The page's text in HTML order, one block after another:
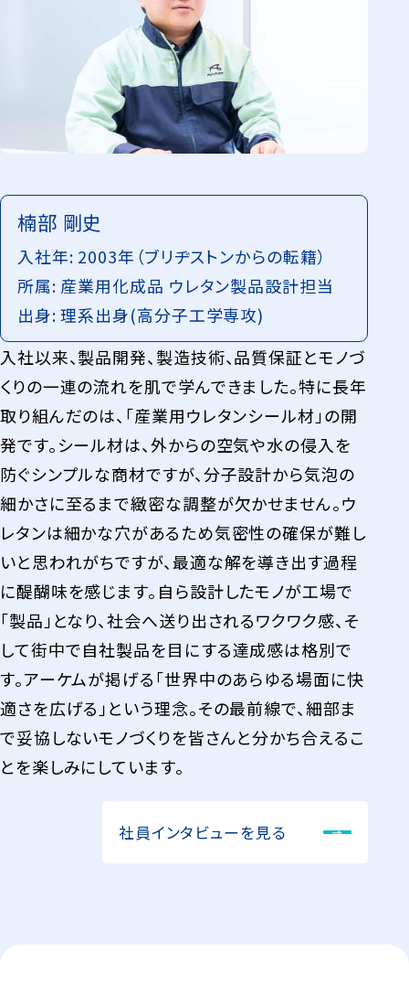
入社以来、製品開発、製造技術、品質保証とモノづ
くりの一連の流れを肌で学んできました。特に長年
取り組んだのは、「産業用ウレタンシール材」の開
発です。シール材は、外からの空気や水の侵入を
防ぐシンプルな商材ですが、分子設計から気泡の
細かさに至るまで緻密な調整が欠かせません。ウ
レタンは細かな穴があるため気密性の確保が難し
いと思われがちですが、最適な解を導き出す過程
に醍醐味を感じます。自ら設計したモノが工場で
「製品」となり、社会へ送り出されるワクワク感、そ
して街中で自社製品を目にする達成感は格別で
す。アーケムが掲げる「世界中のあらゆる場面に快
適さを広げる」という理念。その最前線で、細部ま
で妥協しないモノづくりを皆さんと分かち合えるこ
とを楽しみにしています。
楠部 剛史
⼊社年: 2003年（ブリヂストンからの転籍）
所属: 産業用化成品 ウレタン製品設計担当
出身: 理系出身(高分子工学専攻)
社員インタビューを見る